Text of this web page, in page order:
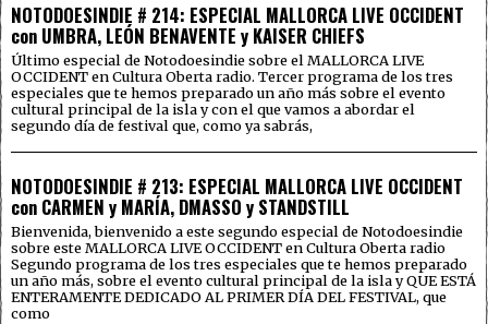
NOTODOESINDIE # 214: ESPECIAL MALLORCA LIVE OCCIDENT
con UMBRA, LEÓN BENAVENTE y KAISER CHIEFS
Último especial de Notodoesindie sobre el MALLORCA LIVE
OCCIDENT en Cultura Oberta radio. Tercer programa de los tres
especiales que te hemos preparado un año más sobre el evento
cultural principal de la isla y con el que vamos a abordar el
segundo día de festival que, como ya sabrás,
NOTODOESINDIE # 213: ESPECIAL MALLORCA LIVE OCCIDENT
con CARMEN y MARÍA, DMASSO y STANDSTILL
Bienvenida, bienvenido a este segundo especial de Notodoesindie
sobre este MALLORCA LIVE OCCIDENT en Cultura Oberta radio
Segundo programa de los tres especiales que te hemos preparado
un año más, sobre el evento cultural principal de la isla y QUE ESTÁ
ENTERAMENTE DEDICADO AL PRIMER DÍA DEL FESTIVAL, que
como